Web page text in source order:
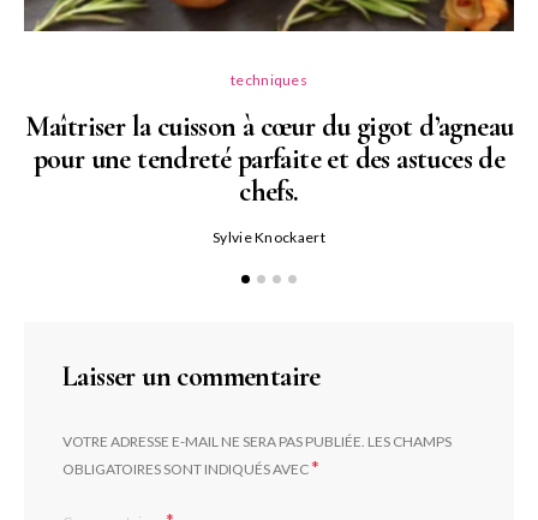
techniques
Maîtriser la cuisson à cœur du gigot d’agneau
pour une tendreté parfaite et des astuces de
chefs.
Sylvie Knockaert
Laisser un commentaire
VOTRE ADRESSE E-MAIL NE SERA PAS PUBLIÉE. LES CHAMPS
OBLIGATOIRES SONT INDIQUÉS AVEC*